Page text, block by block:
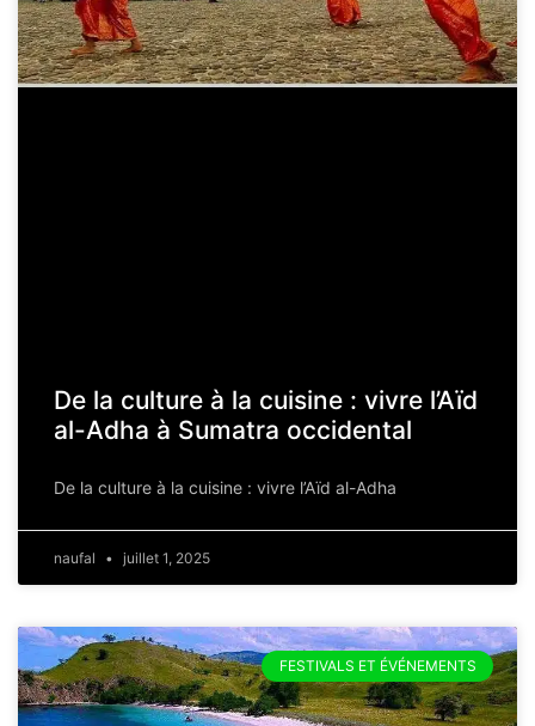
De la culture à la cuisine : vivre l’Aïd
al-Adha à Sumatra occidental
De la culture à la cuisine : vivre l’Aïd al-Adha
naufal juillet 1, 2025
FESTIVALS ET ÉVÉNEMENTS